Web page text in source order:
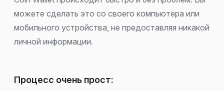
можете сделать это со своего компьютера или
мобильного устройства, не предоставляя никакой
личной информации.
Процесс очень прост: